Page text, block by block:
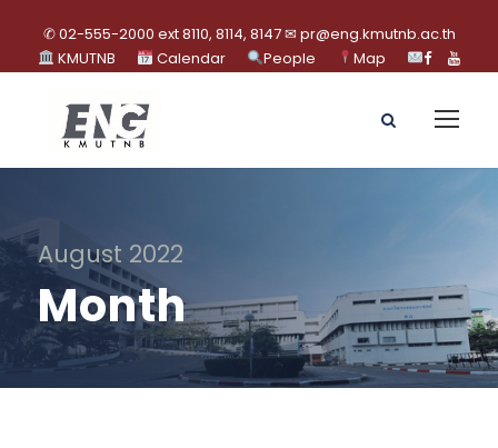
✆ 02-555-2000 ext 8110, 8114, 8147 ✉ pr@eng.kmutnb.ac.th
KMUTNB
Calendar People Map
August 2022
Month